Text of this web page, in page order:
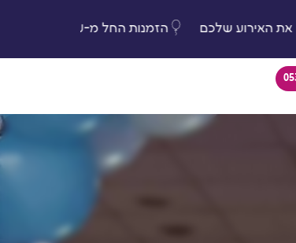
בחרו את האירוע שלכם